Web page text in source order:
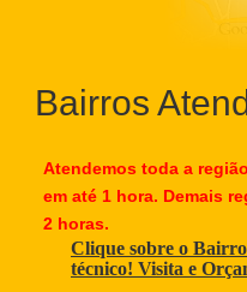
Bairros
Atendemos toda a
em até 1 hora. Demais
2 horas.
Clique sobre o
técnico! Visita e